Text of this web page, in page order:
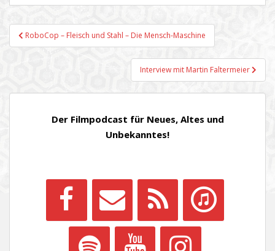
Beitragsnavigation
RoboCop – Fleisch und Stahl – Die Mensch-Maschine
Interview mit Martin Faltermeier
Der Filmpodcast für Neues, Altes und
Unbekanntes!